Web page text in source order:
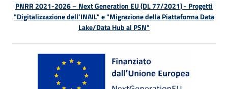
PNRR 2021-2026 – Next Generation EU (DL 77/2021) - Progetti
"Digitalizzazione dell’INAIL" e "Migrazione della Piattaforma Data
Lake/Data Hub al PSN"